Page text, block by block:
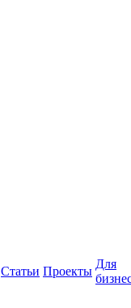
Статьи Проекты
Для